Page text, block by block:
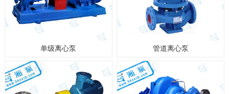
单级离心泵 管道离心泵